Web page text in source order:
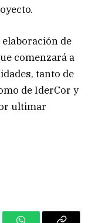
elaboración de
comenzará a
tanto de
de IderCor y
ultimar